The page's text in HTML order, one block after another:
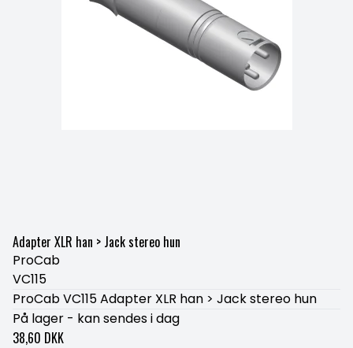
Adapter XLR han > Jack stereo hun
ProCab
VC115
ProCab VC115 Adapter XLR han > Jack stereo hun
På lager - kan sendes i dag
38,60 DKK